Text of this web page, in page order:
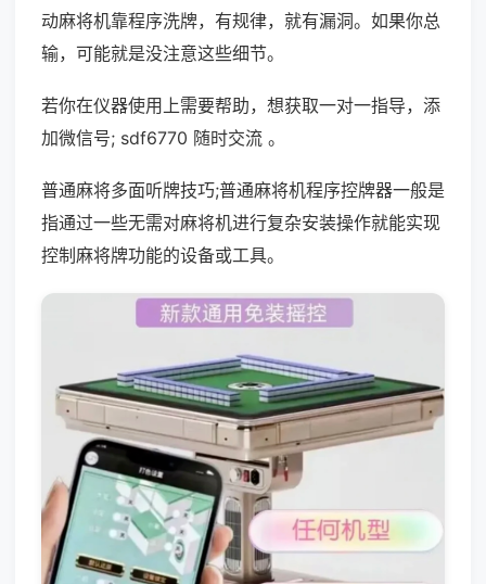
动麻将机靠程序洗牌，有规律，就有漏洞。如果你总
输，可能就是没注意这些细节。
若你在仪器使用上需要帮助，想获取一对一指导，添
加微信号; sdf6770 随时交流 。
普通麻将多面听牌技巧;普通麻将机程序控牌器一般是
指通过一些无需对麻将机进行复杂安装操作就能实现
控制麻将牌功能的设备或工具。